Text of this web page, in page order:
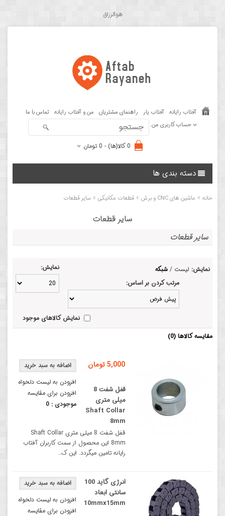
هوالرزاق
آفتاب رایانه آفتاب یار راهنمای مشتریان من و آفتاب رایانه تماس با ما
حساب کاربری من
0 کالا(ها) - 0 تومان
دسته بندی ها
خانه » ماشین های CNC و برش » قطعات مکانیکی » سایر قطعات
سایر قطعات
سایر قطعات
نمایش: لیست / شبکه
نمایش:
مرتب کردن بر اساس:
نمایش کالاهای موجود
مقایسه کالاها (0)
افزودن به لیست دلخواه
افزودن برای مقایسه
موجودی : 0
5,000 تومان
قفل شفت 8
میلی متری
Shaft Collar
8mm
قفل شفت 8 میلی متری Shaft Collar
8mm این محصول از سمت کاربران آفتاب
رایانه تامین میگردد. این ک..
افزودن به لیست دلخواه
افزودن برای مقایسه
انرژی گاید 100
سانتی ابعاد
10mmx15mm